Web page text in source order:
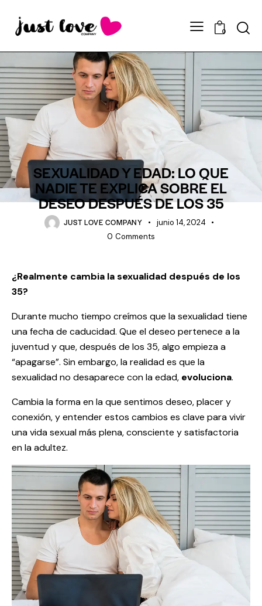
0
TEMAS DE INTERES
SEXUALIDAD Y EDAD: LO QUE
NADIE TE EXPLICA SOBRE EL
DESEO DESPUÉS DE LOS 35
JUST LOVE COMPANY
junio 14, 2024
0 Comments
¿Realmente cambia la sexualidad después de los
35?
Durante mucho tiempo creímos que la sexualidad tiene
una fecha de caducidad. Que el deseo pertenece a la
juventud y que, después de los 35, algo empieza a
“apagarse”. Sin embargo, la realidad es que la
sexualidad no desaparece con la edad, evoluciona.
Cambia la forma en la que sentimos deseo, placer y
conexión, y entender estos cambios es clave para vivir
una vida sexual más plena, consciente y satisfactoria
en la adultez.